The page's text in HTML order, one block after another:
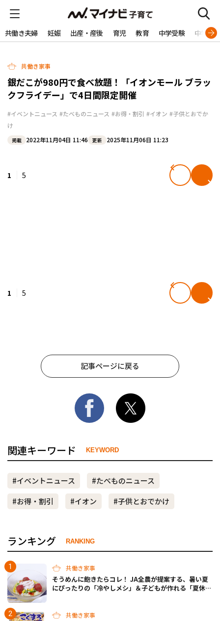
共働き夫婦 妊娠 出産・産後 育児 教育 中学受験 中学生
共働き家事
銀だこが980円で食べ放題！「イオンモール ブラッ
クフライデー」で4日間限定開催
#イベントニュース #たべものニュース #お得・割引 #イオン #子供とおでか
け
掲載 2022年11月04日 11:46 更新 2025年11月06日 11:23
1 5
1 5
記事ページに戻る
関連キーワード KEYWORD
#イベントニュース
#たべものニュース
#お得・割引
#イオン #子供とおでかけ
ランキング RANKING
共働き家事
そうめんに飽きたらコレ！ JA全農が提案する、暑い夏
にぴったりの「冷やしメシ」＆子どもが作れる「夏休み
共働き家事